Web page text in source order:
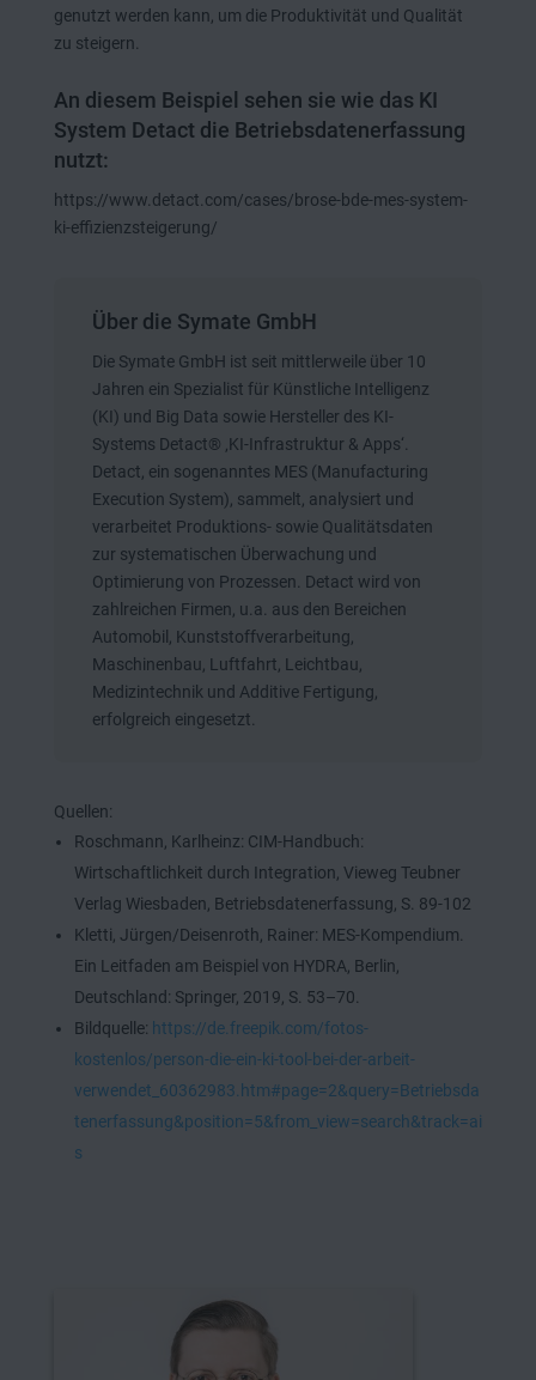
genutzt werden kann, um die Produktivität und Qualität
zu steigern.
An diesem Beispiel sehen sie wie das KI
System Detact die Betriebsdatenerfassung
nutzt:
https://www.detact.com/cases/brose-bde-mes-system-
ki-effizienzsteigerung/
Über die Symate GmbH
Die Symate GmbH ist seit mittlerweile über 10
Jahren ein Spezialist für Künstliche Intelligenz
(KI) und Big Data sowie Hersteller des KI-
Systems Detact® ‚KI-Infrastruktur & Apps‘.
Detact, ein sogenanntes MES (Manufacturing
Execution System), sammelt, analysiert und
verarbeitet Produktions- sowie Qualitätsdaten
zur systematischen Überwachung und
Optimierung von Prozessen. Detact wird von
zahlreichen Firmen, u.a. aus den Bereichen
Automobil, Kunststoffverarbeitung,
Maschinenbau, Luftfahrt, Leichtbau,
Medizintechnik und Additive Fertigung,
erfolgreich eingesetzt.
Quellen:
Roschmann, Karlheinz: CIM-Handbuch:
Wirtschaftlichkeit durch Integration, Vieweg Teubner
Verlag Wiesbaden, Betriebsdatenerfassung, S. 89-102
Kletti, Jürgen/Deisenroth, Rainer: MES-Kompendium.
Ein Leitfaden am Beispiel von HYDRA, Berlin,
Deutschland: Springer, 2019, S. 53–70.
Bildquelle: https://de.freepik.com/fotos-
kostenlos/person-die-ein-ki-tool-bei-der-arbeit-
verwendet_60362983.htm#page=2&query=Betriebsda
tenerfassung&position=5&from_view=search&track=ai
s